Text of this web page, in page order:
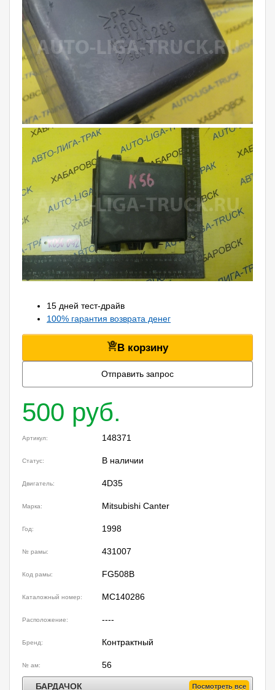
15 дней тест-драйв
100% гарантия возврата денег
В корзину
Отправить запрос
500 руб.
Артикул: 148371
Статус: В наличии
Двигатель: 4D35
Марка: Mitsubishi Canter
Год: 1998
№ рамы: 431007
Код рамы: FG508B
Каталожный номер: MC140286
Расположение: ----
Бренд: Контрактный
№ ам: 56
БАРДАЧОК Посмотреть все